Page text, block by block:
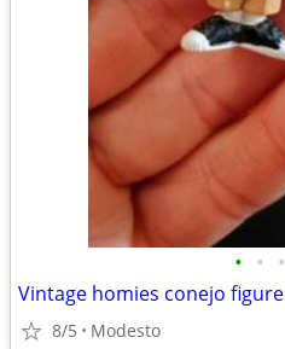
• • •
Vintage homies conejo figure
8/5 Modesto